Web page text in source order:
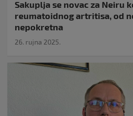
Sakuplja se novac za Neiru
reumatoidnog artritisa, od
nepokretna
26. rujna 2025.